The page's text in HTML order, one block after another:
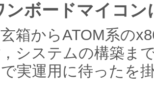
ンボードマイコン
箱からATOM系の
システムの構築ま
実運用に待ったを